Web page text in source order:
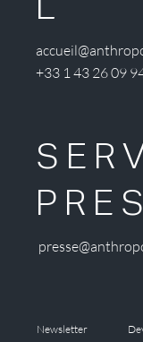
L
+33 1 43 26 09
Newsletter